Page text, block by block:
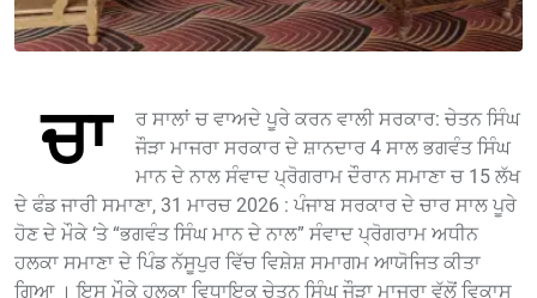
ਚਾ
ਰ ਸਾਲਾਂ ਚ ਵਾਅਦੇ ਪੂਰੇ ਕਰਨ ਵਾਲੀ ਸਰਕਾਰ: ਚੇਤਨ ਸਿੰਘ
ਜੌੜਾ ਮਾਜਰਾ ਸਰਕਾਰ ਦੇ ਸ਼ਾਨਦਾਰ 4 ਸਾਲ ਭਗਵੰਤ ਸਿੰਘ
ਮਾਨ ਦੇ ਨਾਲ ਸੰਵਾਦ ਪ੍ਰੋਗਰਾਮ ਦੌਰਾਨ ਸਮਾਣਾ ਚ 15 ਲੱਖ
ਦੇ ਫੰਡ ਜਾਰੀ ਸਮਾਣਾ, 31 ਮਾਰਚ 2026 : ਪੰਜਾਬ ਸਰਕਾਰ ਦੇ ਚਾਰ ਸਾਲ ਪੂਰੇ
ਹੋਣ ਦੇ ਮੌਕੇ ‘ਤੇ “ਭਗਵੰਤ ਸਿੰਘ ਮਾਨ ਦੇ ਨਾਲ” ਸੰਵਾਦ ਪ੍ਰੋਗਰਾਮ ਅਧੀਨ
ਹਲਕਾ ਸਮਾਣਾ ਦੇ ਪਿੰਡ ਨੱਸੂਪੁਰ ਵਿੱਚ ਵਿਸ਼ੇਸ਼ ਸਮਾਗਮ ਆਯੋਜਿਤ ਕੀਤਾ
ਗਿਆ । ਇਸ ਮੌਕੇ ਹਲਕਾ ਵਿਧਾਇਕ ਚੇਤਨ ਸਿੰਘ ਜੌੜਾ ਮਾਜਰਾ ਵੱਲੋਂ ਵਿਕਾਸ